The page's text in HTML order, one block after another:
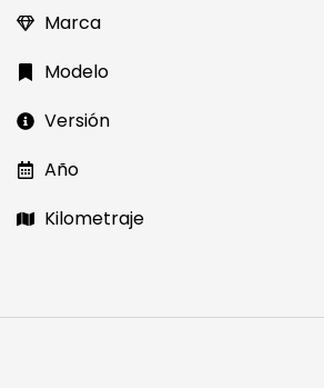
Marca
Modelo
Versión
Año
Kilometraje